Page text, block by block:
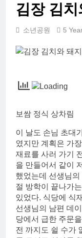
김장 김
소년공원 5
보쌈 정식 상차림
이 날도 손님 초대
였지만 계획은 가
재료를 사러 가기
을 만들어서 같이
했었는데 선생님
절 방학이 끝나가
있었다. 식당에 식
선생님의 남편 데
당에서 급한 주문
전 까지도 쉴 수가